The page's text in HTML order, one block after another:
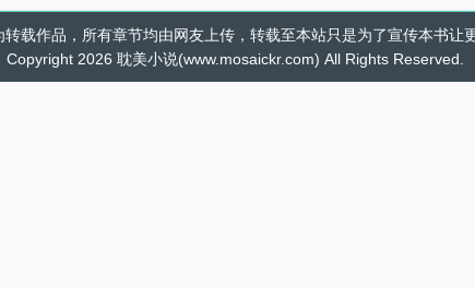
载作品，所有章节均由网友上传，转载至本站只是为了宣传本书让
Copyright 2026 耽美小说(www.mosaickr.com) All Rights Reserved.